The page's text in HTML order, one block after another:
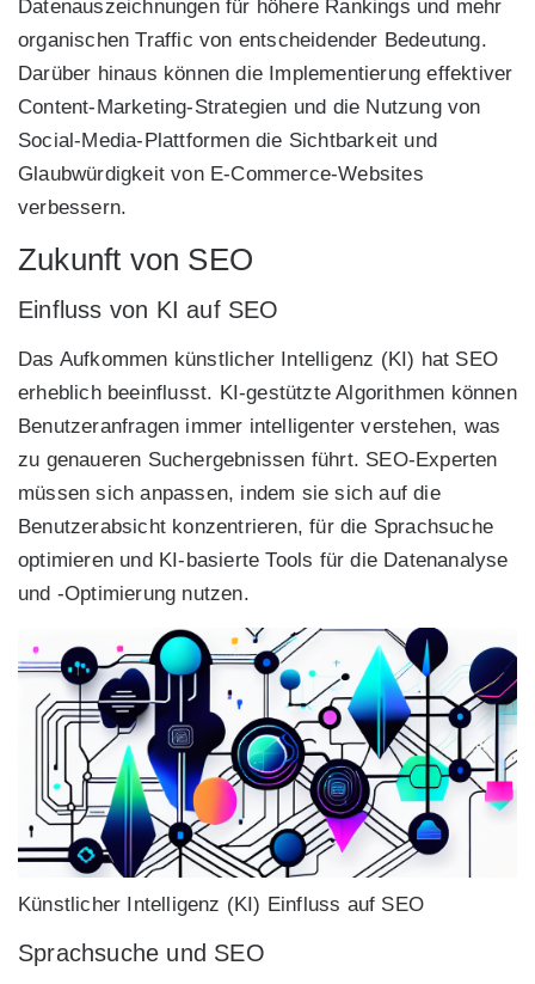
Datenauszeichnungen für höhere Rankings und mehr
organischen Traffic von entscheidender Bedeutung.
Darüber hinaus können die Implementierung effektiver
Content-Marketing-Strategien und die Nutzung von
Social-Media-Plattformen die Sichtbarkeit und
Glaubwürdigkeit von E-Commerce-Websites
verbessern.
Zukunft von SEO
Einfluss von KI auf SEO
Das Aufkommen künstlicher Intelligenz (KI) hat SEO
erheblich beeinflusst. KI-gestützte Algorithmen können
Benutzeranfragen immer intelligenter verstehen, was
zu genaueren Suchergebnissen führt. SEO-Experten
müssen sich anpassen, indem sie sich auf die
Benutzerabsicht konzentrieren, für die Sprachsuche
optimieren und KI-basierte Tools für die Datenanalyse
und -Optimierung nutzen.
Künstlicher Intelligenz (KI) Einfluss auf SEO
Sprachsuche und SEO